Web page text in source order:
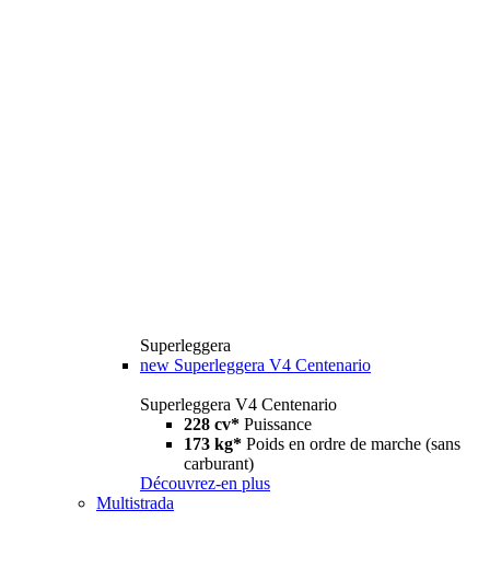
Superleggera
new Superleggera V4 Centenario
Superleggera V4 Centenario
228 cv* Puissance
173 kg* Poids en ordre de marche (sans
carburant)
Découvrez-en plus
Multistrada